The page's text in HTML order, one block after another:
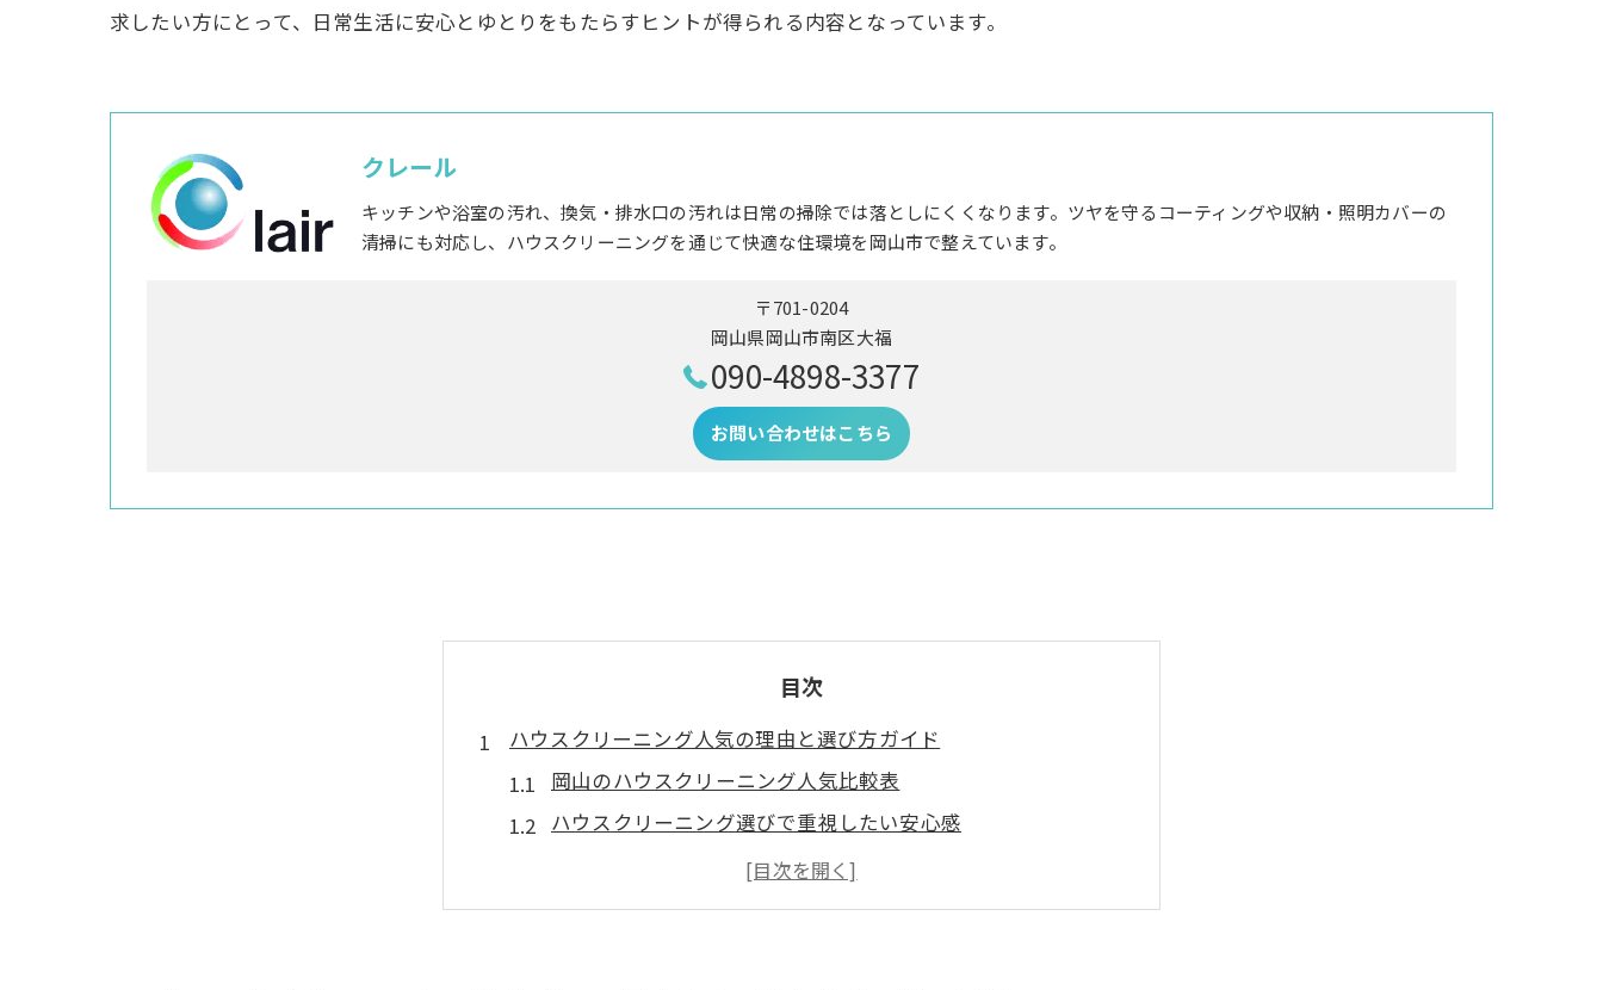
求したい方にとって、日常生活に安心とゆとりをもたらすヒントが得られる内容となっています。
クレール
キッチンや浴室の汚れ、換気・排水口の汚れは日常の掃除では落としにくくなります。ツヤを守るコーティングや収納・照明カバーの
清掃にも対応し、ハウスクリーニングを通じて快適な住環境を岡山市で整えています。
〒701-0204
岡山県岡山市南区大福
090-4898-3377
お問い合わせはこちら
目次
ハウスクリーニング人気の理由と選び方ガイド
岡山のハウスクリーニング人気比較表
ハウスクリーニング選びで重視したい安心感
初めてでも失敗しない業者選定のコツ
口コミから読み解く人気の理由とは